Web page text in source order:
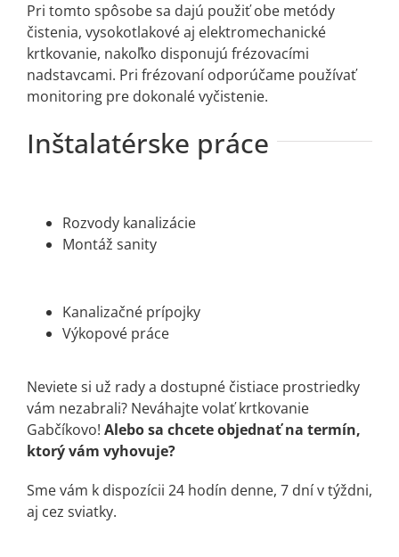
Pri tomto spôsobe sa dajú použiť obe metódy
čistenia, vysokotlakové aj elektromechanické
krtkovanie, nakoľko disponujú frézovacími
nadstavcami. Pri frézovaní odporúčame používať
monitoring pre dokonalé vyčistenie.
Inštalatérske práce
Rozvody kanalizácie
Montáž sanity
Kanalizačné prípojky
Výkopové práce
Neviete si už rady a dostupné čistiace prostriedky
vám nezabrali? Neváhajte volať krtkovanie
Gabčíkovo! Alebo sa chcete objednať na termín,
ktorý vám vyhovuje?
Sme vám k dispozícii 24 hodín denne, 7 dní v týždni,
aj cez sviatky.